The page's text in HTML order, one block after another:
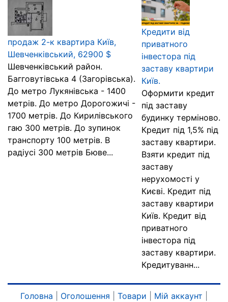
продаж 2-к квартира Київ,
Шевченківський, 62900 $
Шевченківський район.
Багговутівська 4 (Загорівська).
До метро Лукянівська - 1400
метрів. До метро Дорогожичі -
1700 метрів. До Кирилівського
гаю 300 метрів. До зупинок
транспорту 100 метрів. В
радіусі 300 метрів Бюве...
Кредити від
приватного
інвестора під
заставу квартири
Київ.
Оформити кредит
під заставу
будинку терміново.
Кредит під 1,5% під
заставу квартири.
Взяти кредит під
заставу
нерухомості у
Києві. Кредит під
заставу квартири
Київ. Кредит від
приватного
інвестора під
заставу квартири.
Кредитуванн...
Головна Оголошення Товари Мій аккаунт